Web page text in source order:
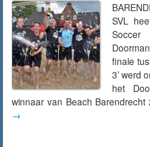
SVL
finale
3’ werd
het
winnaar van Beach
→